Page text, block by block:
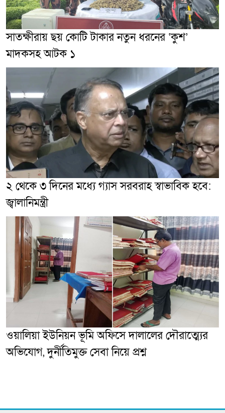
সাতক্ষীরায় ছয় কোটি টাকার নতুন ধরনের ‘কুশ’
মাদকসহ আটক ১
২ থেকে ৩ দিনের মধ্যে গ্যাস সরবরাহ স্বাভাবিক হবে:
জ্বালানিমন্ত্রী
ওয়ালিয়া ইউনিয়ন ভূমি অফিসে দালালের দৌরাত্ম্যের
অভিযোগ, দুর্নীতিমুক্ত সেবা নিয়ে প্রশ্ন